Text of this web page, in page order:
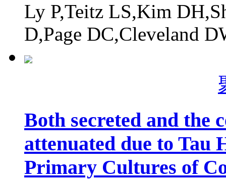
Ly P,Teitz LS,Kim
D,Page DC,Cleveland
Both secreted and the
attenuated due to Tau
Primary Cultures of